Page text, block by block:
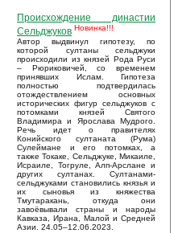
Происхождение династии
Сельджуков Новинка!!!
Автор выдвинул гипотезу, по
которой султаны сельджуки
происходили из князей Рода Руси
– Рюриковичей, со временем
принявших Ислам. Гипотеза
полностью подтвердилась
отождествлением основных
исторических фигур сельджуков с
потомками князей Святого
Владимира и Ярослава Мудрого.
Речь идет о правителях
Конийского султаната (Рума)
Сулеймане и его потомках, а
также Токаке, Сельджуке, Микаиле,
Исраиле, Тогруле, Алп-Арслане и
других султанах. Султанами-
сельджуками становились князья и
их сыновья из княжества
Тмутаракань, откуда они
завоёвывали страны и народы
Кавказа, Ирана, Малой и Средней
Азии. 24.05–12.06.2023.